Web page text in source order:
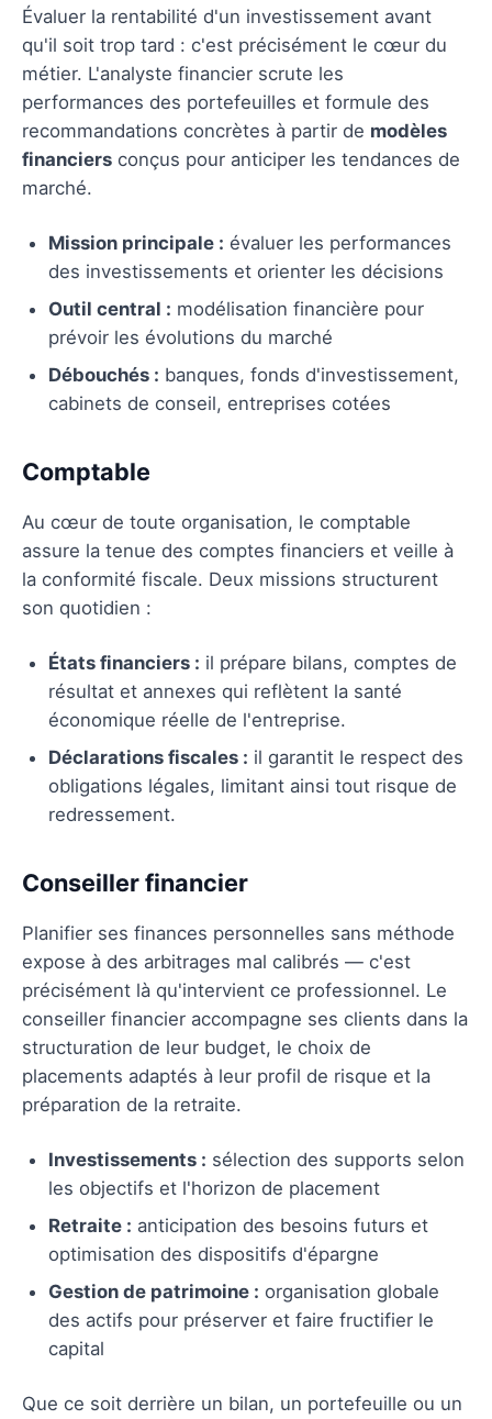
Évaluer la rentabilité d'un investissement avant
qu'il soit trop tard : c'est précisément le cœur du
métier. L'analyste financier scrute les
performances des portefeuilles et formule des
recommandations concrètes à partir de modèles
financiers conçus pour anticiper les tendances de
marché.
Mission principale : évaluer les performances
des investissements et orienter les décisions
Outil central : modélisation financière pour
prévoir les évolutions du marché
Débouchés : banques, fonds d'investissement,
cabinets de conseil, entreprises cotées
Comptable
Au cœur de toute organisation, le comptable
assure la tenue des comptes financiers et veille à
la conformité fiscale. Deux missions structurent
son quotidien :
États financiers : il prépare bilans, comptes de
résultat et annexes qui reflètent la santé
économique réelle de l'entreprise.
Déclarations fiscales : il garantit le respect des
obligations légales, limitant ainsi tout risque de
redressement.
Conseiller financier
Planifier ses finances personnelles sans méthode
expose à des arbitrages mal calibrés — c'est
précisément là qu'intervient ce professionnel. Le
conseiller financier accompagne ses clients dans la
structuration de leur budget, le choix de
placements adaptés à leur profil de risque et la
préparation de la retraite.
Investissements : sélection des supports selon
les objectifs et l'horizon de placement
Retraite : anticipation des besoins futurs et
optimisation des dispositifs d'épargne
Gestion de patrimoine : organisation globale
des actifs pour préserver et faire fructifier le
capital
Que ce soit derrière un bilan, un portefeuille ou un